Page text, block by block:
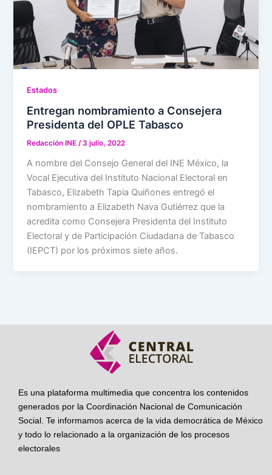
Estados
Entregan nombramiento a Consejera
Presidenta del OPLE Tabasco
Redacción INE/3 julio, 2022
A nombre del Consejo General del INE México, la
Vocal Ejecutiva del Instituto Nacional Electoral en
Tabasco, Elizabeth Tapia Quiñones entregó el
nombramiento a Elizabeth Nava Gutiérrez que la
acredita como Consejera Presidenta del Instituto
Electoral y de Participación Ciudadana de Tabasco
(IEPCT) por los próximos siete años.
Es una plataforma multimedia que concentra los contenidos
generados por la Coordinación Nacional de Comunicación
Social. Te informamos acerca de la vida democrática de México
y todo lo relacionado a la organización de los procesos
electorales